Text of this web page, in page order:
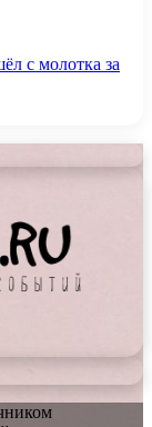
с молотка за